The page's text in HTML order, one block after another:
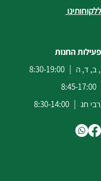
החנות
ד, ה | 8:30-19:00
חג | 8:30-14:00